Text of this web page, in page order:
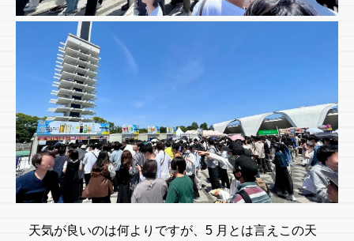
天気が良いのは何よりですが、5 月とは言えこの天